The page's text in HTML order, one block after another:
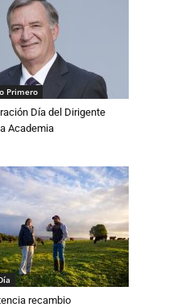
Primero
Día del Dirigente
Academia
recambio